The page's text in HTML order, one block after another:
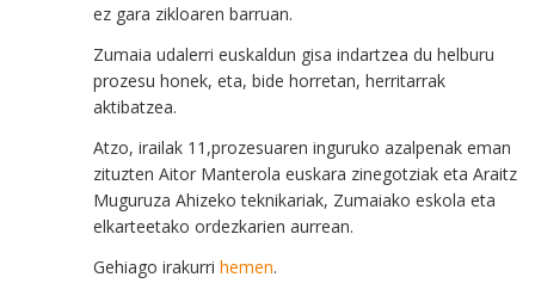
ez gara zikloaren barruan.
Zumaia udalerri euskaldun gisa indartzea du helburu
prozesu honek, eta, bide horretan, herritarrak
aktibatzea.
Atzo, irailak 11,prozesuaren inguruko azalpenak eman
zituzten Aitor Manterola euskara zinegotziak eta Araitz
Muguruza Ahizeko teknikariak, Zumaiako eskola eta
elkarteetako ordezkarien aurrean.
Gehiago irakurri hemen.